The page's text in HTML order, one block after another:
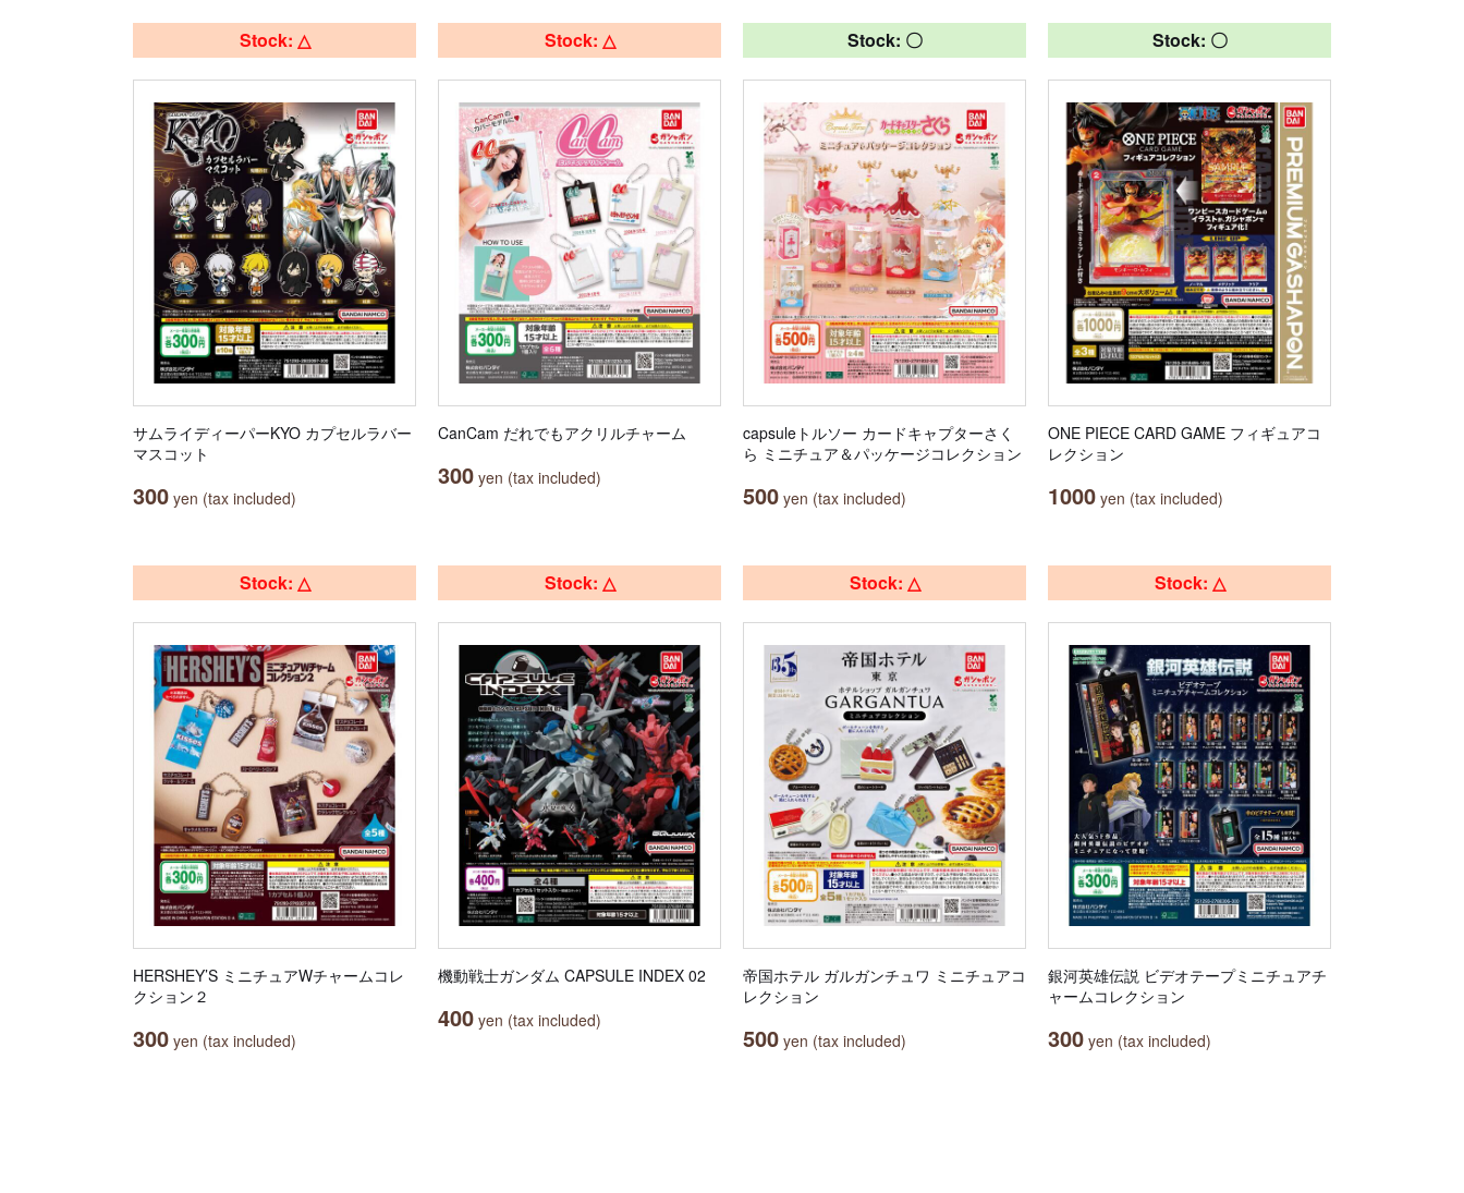
Stock: △
サムライディーパーKYO カプセルラバー
マスコット
300 yen (tax included)
Stock: △
CanCam だれでもアクリルチャーム
300 yen (tax included)
Stock: 〇
capsuleトルソー カードキャプターさく
ら ミニチュア＆パッケージコレクション
500 yen (tax included)
Stock: 〇
ONE PIECE CARD GAME フィギュアコ
レクション
1000 yen (tax included)
Stock: △
HERSHEY’S ミニチュアWチャームコレ
クション２
300 yen (tax included)
Stock: △
機動戦士ガンダム CAPSULE INDEX 02
400 yen (tax included)
Stock: △
帝国ホテル ガルガンチュワ ミニチュアコ
レクション
500 yen (tax included)
Stock: △
銀河英雄伝説 ビデオテープミニチュアチ
ャームコレクション
300 yen (tax included)